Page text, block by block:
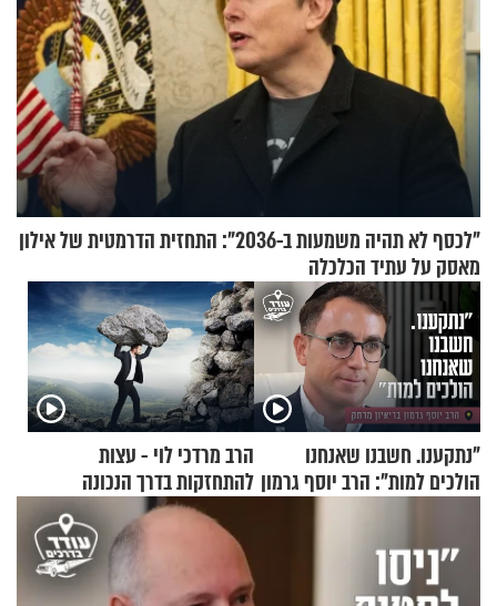
"לכסף לא תהיה משמעות ב-2036": התחזית הדרמטית של אילון
מאסק על עתיד הכלכלה
"נתקענו. חשבנו שאנחנו
הולכים למות": הרב יוסף גרמון
הרב מרדכי לוי - עצות
להתחזקות בדרך הנכונה